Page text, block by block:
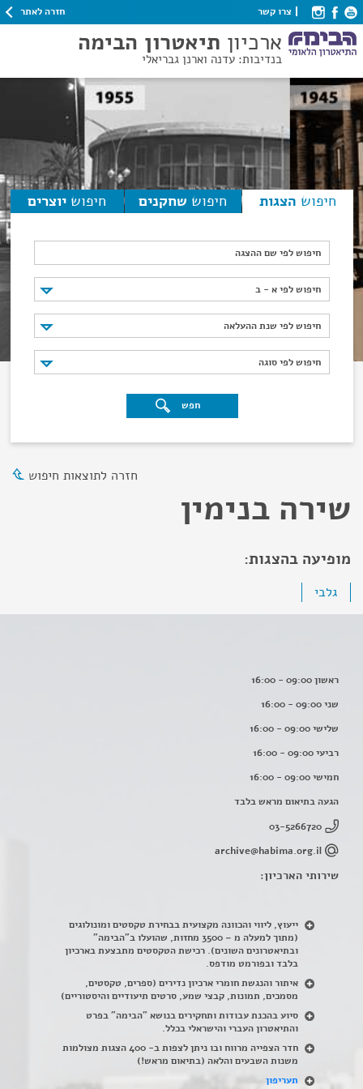
צרו קשר חזרה לאתר
ארכיון תיאטרון הבימה
בנדיבות: עדנה וארנן גבריאלי
חיפוש הצגות חיפוש שחקנים חיפוש יוצרים
חיפוש לפי שם ההצגה
חיפוש לפי א - ב
חיפוש לפי א - ב
חיפוש לפי שנת ההעלאה
חיפוש לפי שנת ההעלאה
חיפוש לפי סוגה
חיפוש לפי סוגה
חפש
חזרה לתוצאות חיפוש
שירה בנימין
מופיעה בהצגות:
גלבי
ראשון 09:00 - 16:00
שני 09:00 - 16:00
שלישי 09:00 - 16:00
רביעי 09:00 - 16:00
חמישי 09:00 - 16:00
הגעה בתיאום מראש בלבד
03-5266720
archive@habima.org.il
שירותי הארכיון:
ייעוץ, ליווי והכוונה מקצועית בבחירת טקסטים ומונולוגים
(מתוך למעלה מ – 3500 מחזות, שהועלו ב"הבימה"
ובתיאטרונים השונים). רכישת הטקסטים מתבצעת בארכיון
בלבד ובפורמט מודפס.
איתור והנגשת חומרי ארכיון נדירים (ספרים, טקסטים,
מסמכים, תמונות, קבצי שמע, סרטים תיעודיים והיסטוריים)
סיוע בהכנת עבודות ותחקירים בנושא "הבימה" בפרט
והתיאטרון העברי והישראלי בכלל.
חדר הצפייה מרווח ובו ניתן לצפות ב- 400 הצגות מצולמות
משנות השבעים והלאה (בתיאום מראש!)
תעריפון